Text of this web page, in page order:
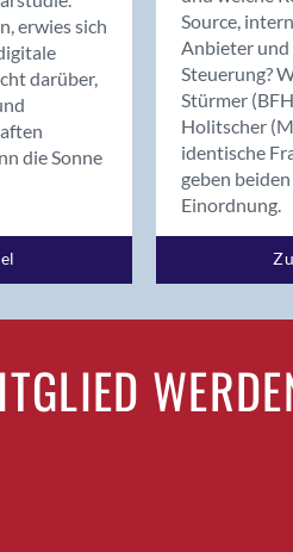
erwies sich
darüber,
die Sonne
Source,
Anbieter
Steuerung?
Stürmer
Holitscher
identische
geben
Einordnung.